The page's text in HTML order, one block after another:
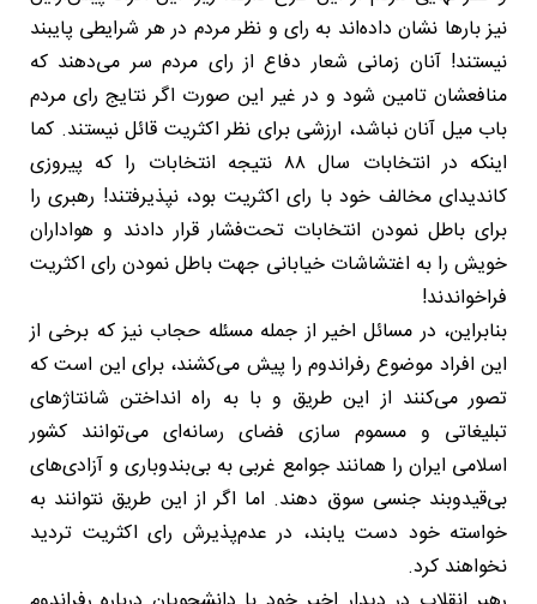
نیز بارها نشان داده‌اند به رای و نظر مردم در هر شرایطی پایبند
نیستند! آنان زمانی شعار دفاع از رای مردم سر می‌دهند که
منافعشان تامین شود و در غیر این صورت اگر نتایج رای مردم
باب میل آنان نباشد، ارزشی برای نظر اکثریت قائل نیستند. کما
اینکه در انتخابات سال ۸۸ نتیجه انتخابات را که پیروزی
کاندیدای مخالف خود با رای اکثریت بود، نپذیرفتند! رهبری را
برای باطل نمودن انتخابات تحت‌فشار قرار دادند و هواداران
خویش را به اغتشاشات خیابانی جهت باطل نمودن رای اکثریت
فراخواندند!
بنابراین، در مسائل اخیر از جمله مسئله حجاب نیز که برخی از
این افراد موضوع رفراندوم را پیش می‌کشند، برای این است که
تصور می‌کنند از این طریق و با به راه انداختن شانتاژهای
تبلیغاتی و مسموم سازی فضای رسانه‌ای می‌توانند کشور
اسلامی ایران را همانند جوامع غربی به بی‌بندوباری و آزادی‌های
بی‌قیدوبند جنسی سوق دهند. اما اگر از این طریق نتوانند به
خواسته خود دست یابند، در عدم‌پذیرش رای اکثریت تردید
نخواهند کرد.